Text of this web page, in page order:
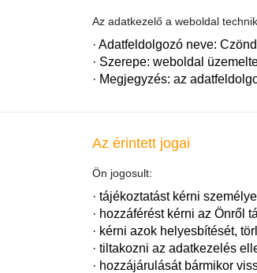
Az adatkezelő a weboldal
· Adatfeldolgozó neve:
· Szerepe: weboldal
· Megjegyzés: az
Az érintett jogai
Ön jogosult:
· tájékoztatást kérni
· hozzáférést kérni az Önről
· kérni azok helyesbítését,
· tiltakozni az adatkezelés
· hozzájárulását bármikor